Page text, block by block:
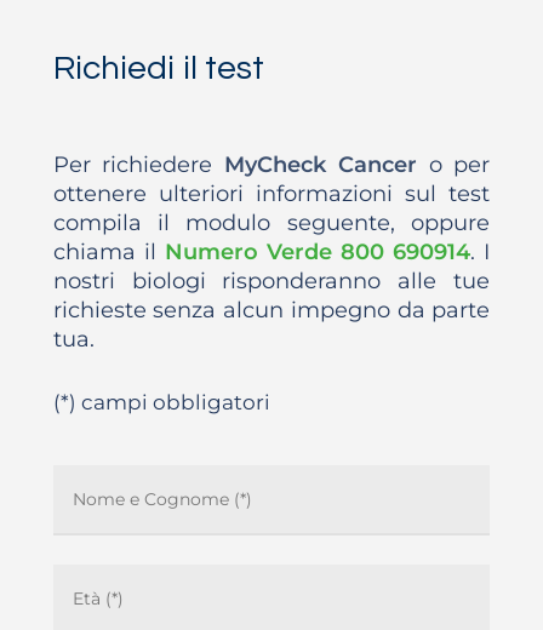
Richiedi il test
Per richiedere MyCheck Cancer o per
ottenere ulteriori informazioni sul test
compila il modulo seguente, oppure
chiama il Numero Verde 800 690914. I
nostri biologi risponderanno alle tue
richieste senza alcun impegno da parte
tua.
(*) campi obbligatori